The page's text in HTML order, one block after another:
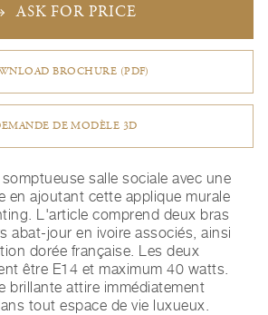
ASK FOR PRICE
BROCHURE (PDF)
DE MODÈLE 3D
salle sociale avec une
en ajoutant cette applique murale
L'article comprend deux bras
abat-jour en ivoire associés, ainsi
dorée française. Les deux
être E14 et maximum 40 watts.
brillante attire immédiatement
tout espace de vie luxueux.